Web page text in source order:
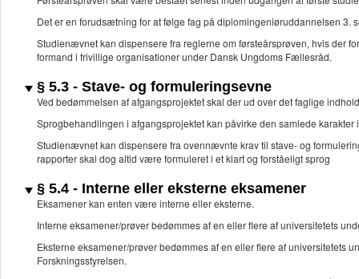
Det er en forudsætning for at følge fag på diplomingeniøruddannelsen 3.
Studienævnet kan dispensere fra reglerne om førsteårsprøven, hvis
formand i frivillige organisationer under Dansk Ungdoms Fællesråd.
§ 5.3 - Stave- og formuleringsevne
Ved bedømmelsen af afgangsprojektet skal der ud over det faglige
Sprogbehandlingen i afgangsprojektet kan påvirke den samlede
Studienævnet kan dispensere fra ovennævnte krav til stave- og
rapporter skal dog altid være formuleret i et klart og forståeligt sprog
§ 5.4 - Interne eller eksterne eksamener
Eksamener kan enten være interne eller eksterne.
Interne eksamener/prøver bedømmes af en eller flere af universitetets
Eksterne eksamener/prøver bedømmes af en eller flere af universitetets
Forskningsstyrelsen.